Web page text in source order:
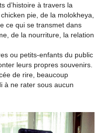
d’histoire à travers la
pie, de la molokheya,
ce qui se transmet dans
de la nourriture, la relation
ou petits-enfants du public
leurs propres souvenirs.
de rire, beaucoup
à ne rater sous aucun